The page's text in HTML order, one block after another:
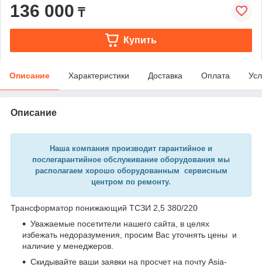
136 000 ₸
Купить
Описание Характеристики Доставка Оплата
Описание
Наша компания производит гарантийное и
послегарантийное обслуживание оборудования мы
располагаем хорошо оборудованным сервисным
центром по ремонту.
Трансформатор понижающий ТСЗИ 2,5 380/220
Уважаемые посетители нашего сайта, в целях
избежать недоразумения, просим Вас уточнять цены и
наличие у менеджеров.
Скидывайте ваши заявки на просчет на почту Asia-